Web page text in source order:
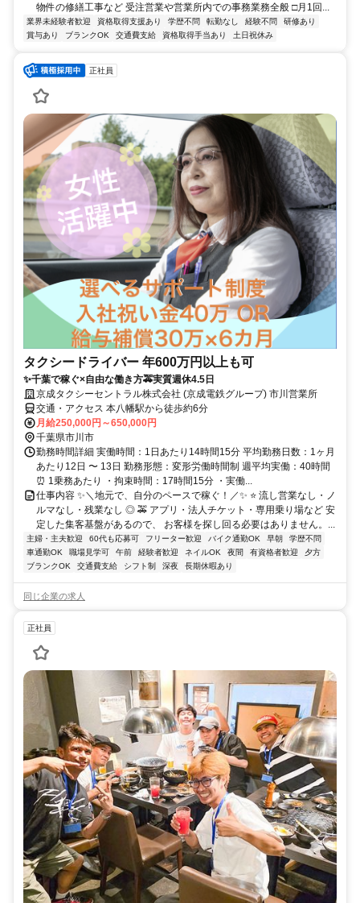
物件の修繕工事など 受注営業や営業所内での事務業務全般 □月1回...
業界未経験者歓迎 資格取得支援あり 学歴不問 転勤なし 経験不問
研修あり
賞与あり
ブランクOK 交通費支給 資格取得手当あり 土日祝休み
正社員
タクシードライバー 年600万円以上も可
✨千葉で稼ぐ×自由な働き方🚕実質週休4.5日
京成タクシーセントラル株式会社 (京成電鉄グループ) 市川営業所
交通・アクセス 本八幡駅から徒歩約6分
月給250,000円～650,000円
千葉県市川市
勤務時間詳細 実働時間：1日あたり14時間15分 平均勤務日数：1ヶ月
あたり12日 〜 13日 勤務形態：変形労働時間制 週平均実働：40時間
⏰ 1乗務あたり ・拘束時間：17時間15分 ・実働...
仕事内容 ✨＼地元で、自分のペースで稼ぐ！／✨ ⭐ 流し営業なし・ノ
ルマなし・残業なし ◎ 🚕 アプリ・法人チケット・専用乗り場など 安
定した集客基盤があるので、 お客様を探し回る必要はありません。...
主婦・主夫歓迎 60代も応募可 フリーター歓迎 バイク通勤OK 早朝
学歴不問
車通勤OK
職場見学可 午前 経験者歓迎 ネイルOK 夜間 有資格者歓迎
夕方
ブランクOK
交通費支給 シフト制 深夜 長期休暇あり
同じ企業の求人
正社員